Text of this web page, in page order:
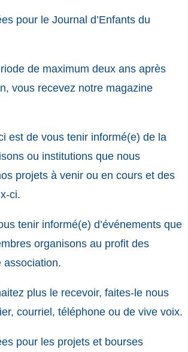
pour le Journal d’Enfants du
de maximum deux ans après
vous recevez notre magazine
est de vous tenir informé(e) de la
ou institutions que nous
projets à venir ou en cours et des
ci.
tenir informé(e) d’événements que
organisons au profit des
association.
plus le recevoir, faites-le nous
courriel, téléphone ou de vive voix.
pour les projets et bourses